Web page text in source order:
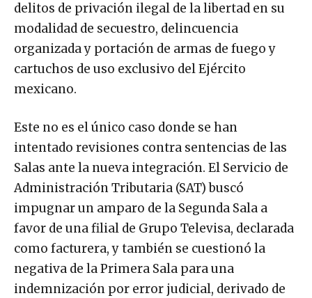
delitos de privación ilegal de la libertad en su
modalidad de secuestro, delincuencia
organizada y portación de armas de fuego y
cartuchos de uso exclusivo del Ejército
mexicano.
Este no es el único caso donde se han
intentado revisiones contra sentencias de las
Salas ante la nueva integración. El Servicio de
Administración Tributaria (SAT) buscó
impugnar un amparo de la Segunda Sala a
favor de una filial de Grupo Televisa, declarada
como facturera, y también se cuestionó la
negativa de la Primera Sala para una
indemnización por error judicial, derivado de